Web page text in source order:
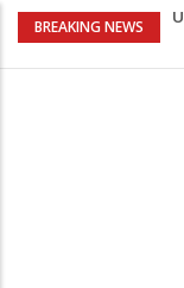
BREAKING NEWS